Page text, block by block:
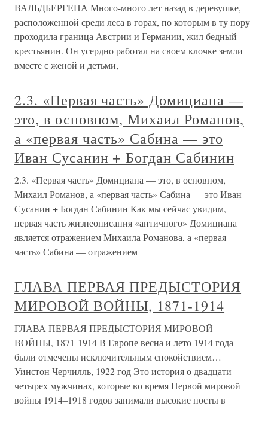
ВАЛЬДБЕРГЕНА Много-много лет назад в деревушке,
расположенной среди леса в горах, по которым в ту пору
проходила граница Австрии и Германии, жил бедный
крестьянин. Он усердно работал на своем клочке земли
вместе с женой и детьми,
2.3. «Первая часть» Домициана —
это, в основном, Михаил Романов,
а «первая часть» Сабина — это
Иван Сусанин + Богдан Сабинин
2.3. «Первая часть» Домициана — это, в основном,
Михаил Романов, а «первая часть» Сабина — это Иван
Сусанин + Богдан Сабинин Как мы сейчас увидим,
первая часть жизнеописания «античного» Домициана
является отражением Михаила Романова, а «первая
часть» Сабина — отражением
ГЛАВА ПЕРВАЯ ПРЕДЫСТОРИЯ
МИРОВОЙ ВОЙНЫ, 1871-1914
ГЛАВА ПЕРВАЯ ПРЕДЫСТОРИЯ МИРОВОЙ
ВОЙНЫ, 1871-1914 В Европе весна и лето 1914 года
были отмечены исключительным спокойствием…
Уинстон Черчилль, 1922 год Это история о двадцати
четырех мужчинах, которые во время Первой мировой
войны 1914–1918 годов занимали высокие посты в